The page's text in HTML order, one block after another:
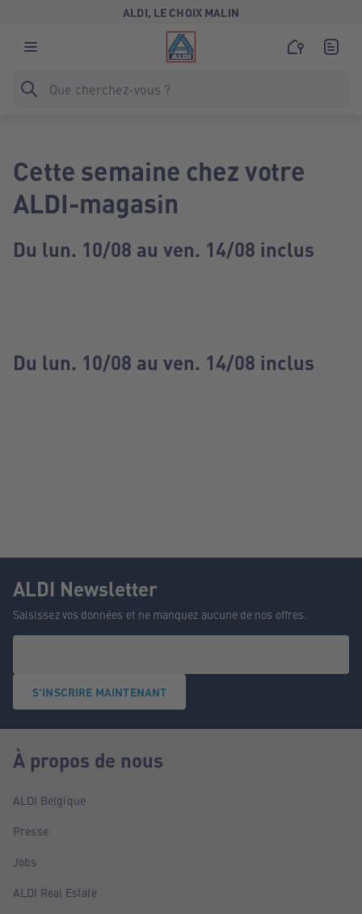
ALDI, LE CHOIX MALIN
Cette semaine chez votre
ALDI-magasin
Du lun. 10/08 au ven. 14/08 inclus
Du lun. 10/08 au ven. 14/08 inclus
ALDI Newsletter
Saisissez vos données et ne manquez aucune de nos offres.
S'INSCRIRE MAINTENANT
À propos de nous
ALDI Belgique
Presse
Jobs
ALDI Real Estate